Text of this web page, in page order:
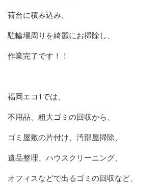
荷台に積み込み、
駐輪場周りを綺麗にお掃除し、
作業完了です！！
福岡エコ1では、
不用品、粗大ゴミの回収から、
ゴミ屋敷の片付け、汚部屋掃除、
遺品整理、ハウスクリーニング、
オフィスなどで出るゴミの回収など、